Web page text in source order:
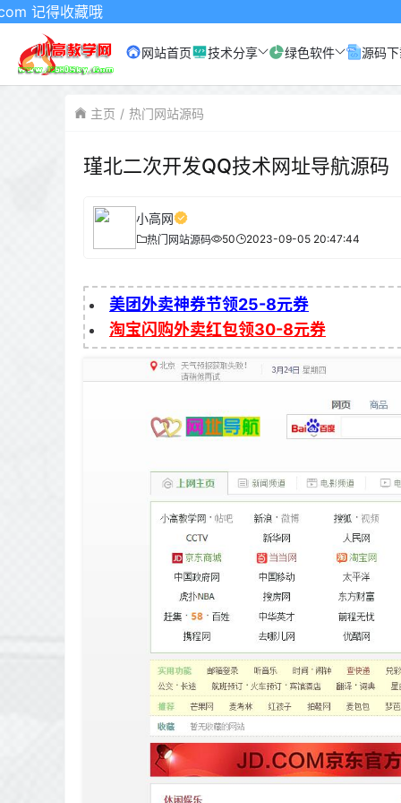
收藏哦
网站首页 技术分享 绿色软件 源码
主页 热门网站源码
瑾北二次开发QQ技术网址导航源码
小高网
热门网站源码 50 2023-09-05 20:47:44
美团外卖神券节领25-8元券
淘宝闪购外卖红包领30-8元券